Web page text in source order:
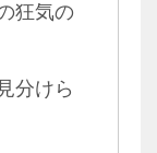
狂気の
分けら